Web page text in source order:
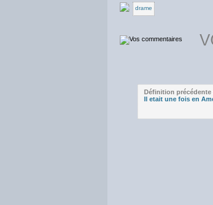
drame
Définition précédente
Il etait une fois en